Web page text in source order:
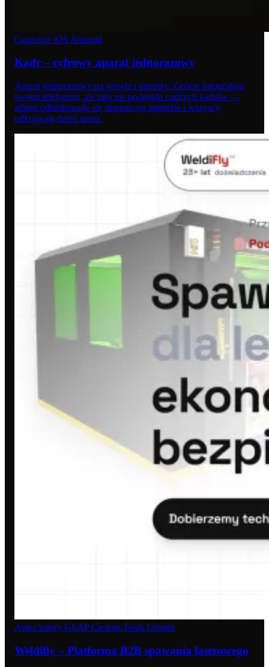
CapacitoriOS Android
Kadr – cyfrowy aparat jednorazowy
Aparat jednorazowy na wesele i imprezy. Goście fotografują
swoim telefonem, ale nikt nie podgląda cudzych kadrów —
album odblokowuje się dopiero po imprezie i wszyscy
odkrywają dzień naraz.
Astro Sanity GSAPCustom Tools Umami
Weldifly – Platforma B2B spawania laserowego